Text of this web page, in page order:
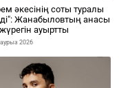
әкесінің соты туралы
Жанабыловтың анасы
ауыртты
2026